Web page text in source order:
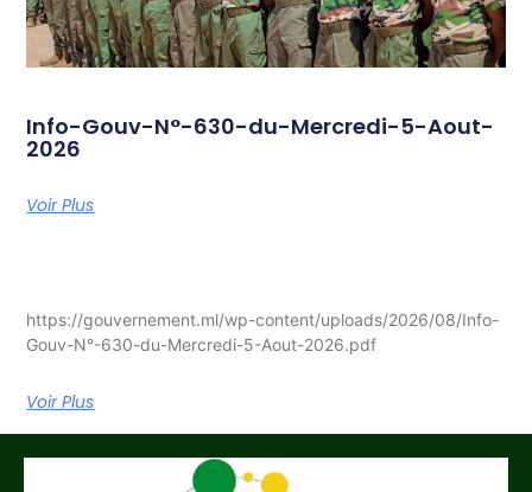
Info-Gouv-N°-630-du-Mercredi-5-Aout-
2026
Voir Plus
https://gouvernement.ml/wp-content/uploads/2026/08/Info-
Gouv-N°-630-du-Mercredi-5-Aout-2026.pdf
Voir Plus